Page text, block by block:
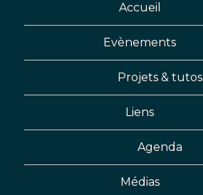
Accueil
Evènements
Projets & tutos
Liens
Agenda
Médias